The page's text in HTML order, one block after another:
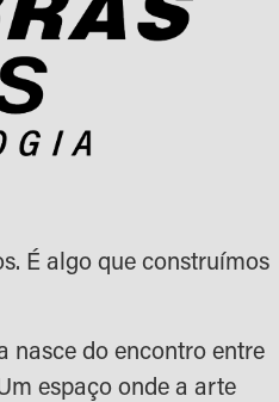
É algo que construímos
nasce do encontro entre
espaço onde a arte